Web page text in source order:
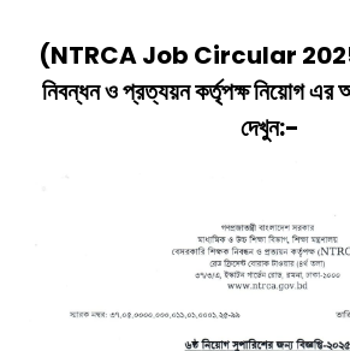
(NTRCA Job Circular
নিবন্ধন ও প্রত্যয়ন কর্তৃপক্ষনিয়োগএর
দেখুন:-